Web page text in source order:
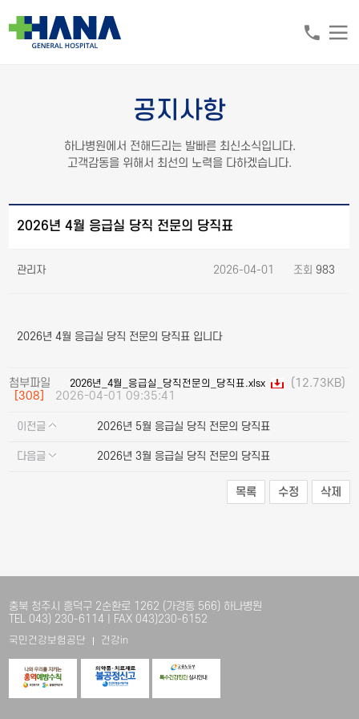
공지사항
하나병원에서 전해드리는 발빠른 최신소식입니다.
고객감동을 위해서 최선의 노력을 다하겠습니다.
2026년 4월 응급실 당직 전문의 당직표
관리자 2026-04-01 조회983
2026년 4월 응급실 당직 전문의 당직표 입니다
첨부파일 2026년_4월_응급실_당직전문의_당직표.xlsx
(12.73KB)
[308]
2026-04-01 09:35:41
이전글 2026년 5월 응급실 당직 전문의 당직표
다음글 2026년 3월 응급실 당직 전문의 당직표
목록 수정 삭제
충북 청주시 흥덕구 2순환로 1262 (가경동 566) 하나병원
TEL 043) 230-6114 | FAX 043)230-6152
국민건강보험공단 건강in